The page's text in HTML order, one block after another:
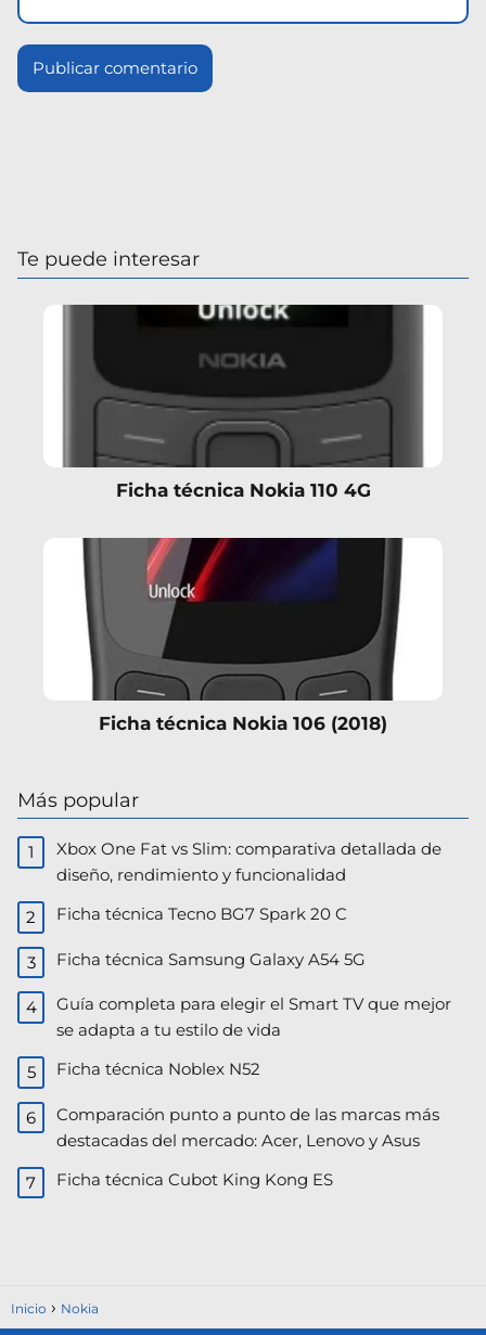
Te puede interesar
Ficha técnica Nokia 110 4G
Ficha técnica Nokia 106 (2018)
Más popular
Xbox One Fat vs Slim: comparativa detallada de
diseño, rendimiento y funcionalidad
Ficha técnica Tecno BG7 Spark 20 C
Ficha técnica Samsung Galaxy A54 5G
Guía completa para elegir el Smart TV que mejor
se adapta a tu estilo de vida
Ficha técnica Noblex N52
Comparación punto a punto de las marcas más
destacadas del mercado: Acer, Lenovo y Asus​
Ficha técnica Cubot King Kong ES
Inicio Nokia